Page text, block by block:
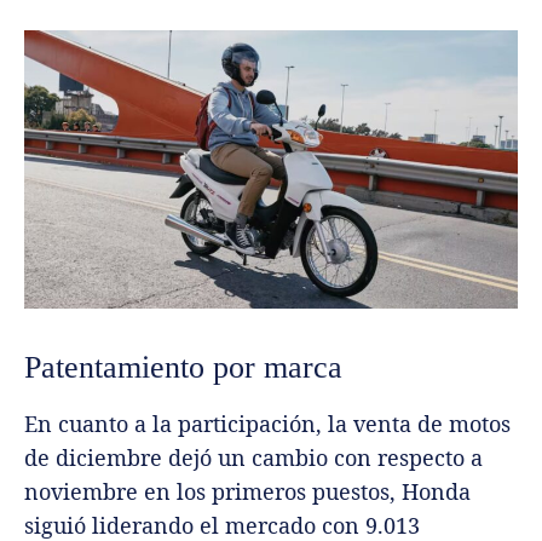
Patentamiento por marca
En cuanto a la participación, la venta de motos
de diciembre dejó un cambio con respecto a
noviembre en los primeros puestos, Honda
siguió liderando el mercado con 9.013